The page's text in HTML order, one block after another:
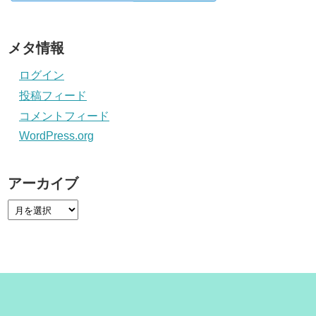
メタ情報
ログイン
投稿フィード
コメントフィード
WordPress.org
アーカイブ